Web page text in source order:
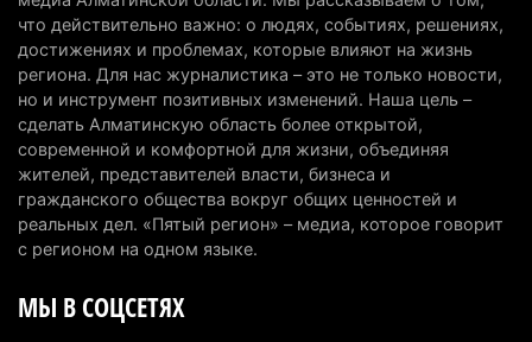
6 августа 2026 г. 14:36 228
Сильнейшие дзюдоисты мира приехали на
сборы в Алматинскую область
6 августа 2026 г. 12:12
Первый раз с ИИ в первый класс: казахстанских
первоклассников начнут учить искусственному
интеллекту
Казахстанцы назвали доход, при котором не
что действительно важно: о людях, событиях, решениях,
достижениях и проблемах, которые влияют на жизнь
региона. Для нас журналистика – это не только новости,
но и инструмент позитивных изменений. Наша цель –
сделать Алматинскую область более открытой,
современной и комфортной для жизни, объединяя
жителей, представителей власти, бизнеса и
гражданского общества вокруг общих ценностей и
реальных дел. «Пятый регион» – медиа, которое говорит
с регионом на одном языке.
МЫ В СОЦСЕТЯХ